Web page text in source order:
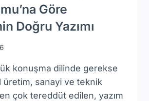
Göre
Doğru Yazımı
konuşma dilinde gerekse
üretim, sanayi ve teknik
çok tereddüt edilen, yazım